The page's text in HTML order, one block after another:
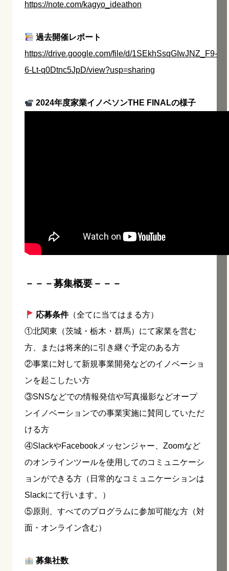
https://note.com/kagyo_ideathon
過去開催レポート
https://drive.google.com/file/d/1SEkhSsqGIwJNZ_F9-
6-Lt-q0Dtnc5JpD/view?usp=sharing
2024年度家業イノベソンTHE FINALの様子
－－－募集概要－－－
応募条件（全てに当てはまる方）
①北関東（茨城・栃木・群馬）にて家業を営む
方、または将来的に引き継ぐ予定のある方
②事業に対して新規事業開発などのイノベーショ
ンを起こしたい方
③SNSなどでの情報発信や写真撮影などオープ
ンイノベーションでの事業実施に賛同していただ
ける方
④SlackやFacebookメッセンジャー、Zoomなど
のオンラインツールを使用してのコミュニケーシ
ョンができる方（日常的なコミュニケーションは
Slackにて行います。）
⑤原則、すべてのプログラムに参加可能な方（対
面・オンライン含む）
募集社数